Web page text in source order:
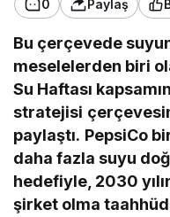
0 Paylaş
Bu çerçevede
meselelerden biri
Su Haftası
stratejisi
paylaştı. PepsiCo
daha fazla suyu
hedefiyle, 2030
şirket olma